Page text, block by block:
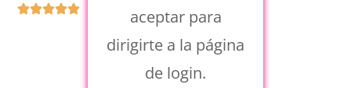
aceptar para
dirigirte a la página
de login.